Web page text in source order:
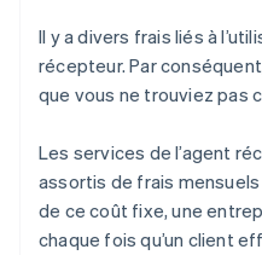
Il y a divers frais liés à
récepteur. Par
que vous ne trouviez pas
Les services de l’agent
assortis de frais
de ce coût fixe, une
chaque fois qu’un client